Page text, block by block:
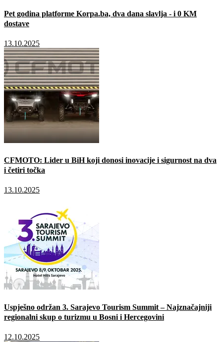
Pet godina platforme Korpa.ba, dva dana slavlja - i 0 KM
dostave
13.10.2025
CFMOTO: Lider u BiH koji donosi inovacije i sigurnost na dva
i četiri točka
13.10.2025
Uspješno održan 3. Sarajevo Tourism Summit – Najznačajniji
regionalni skup o turizmu u Bosni i Hercegovini
12.10.2025